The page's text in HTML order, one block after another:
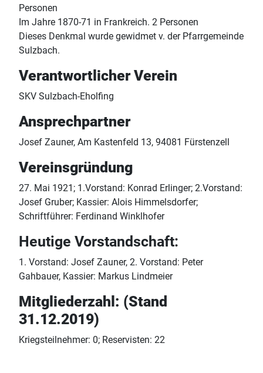
Personen
Im Jahre 1870-71 in Frankreich. 2 Personen
Dieses Denkmal wurde gewidmet v. der Pfarrgemeinde
Sulzbach.
Verantwortlicher Verein
SKV Sulzbach-Eholfing
Ansprechpartner
Josef Zauner, Am Kastenfeld 13, 94081 Fürstenzell
Vereinsgründung
27. Mai 1921; 1.Vorstand: Konrad Erlinger; 2.Vorstand:
Josef Gruber; Kassier: Alois Himmelsdorfer;
Schriftführer: Ferdinand Winklhofer
Heutige Vorstandschaft:
1. Vorstand: Josef Zauner, 2. Vorstand: Peter
Gahbauer, Kassier: Markus Lindmeier
Mitgliederzahl: (Stand
31.12.2019)
Kriegsteilnehmer: 0; Reservisten: 22